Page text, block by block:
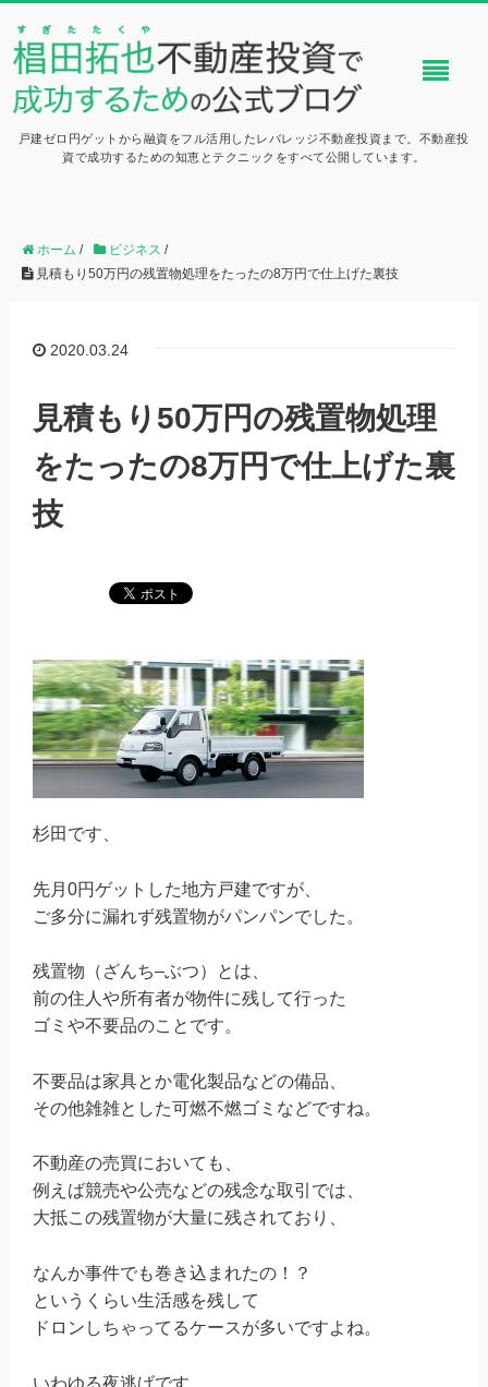
戸建ゼロ円ゲットから融資をフル活用したレバレッジ不動産投資まで。不動産投
資で成功するための知恵とテクニックをすべて公開しています。
ホーム / ビジネス /
見積もり50万円の残置物処理をたったの8万円で仕上げた裏技
2020.03.24
見積もり50万円の残置物処理
をたったの8万円で仕上げた裏
技
杉田です、
先月 0円ゲットした地方戸建ですが、
ご多分に漏れず残置物がパンパンでした。
残置物（ざんち–ぶつ）とは、
前の住人や所有者が物件に残して行った
ゴミや不要品のことです。
不要品は家具とか電化製品などの備品、
その他雑雑とした可燃不燃ゴミなどですね。
不動産の売買においても、
例えば競売や公売などの残念な取引では、
大抵この残置物が大量に残されており、
なんか事件でも巻き込まれたの！？
というくらい生活感を残して
ドロンしちゃってるケースが多いですよね。
いわゆる夜逃げです。